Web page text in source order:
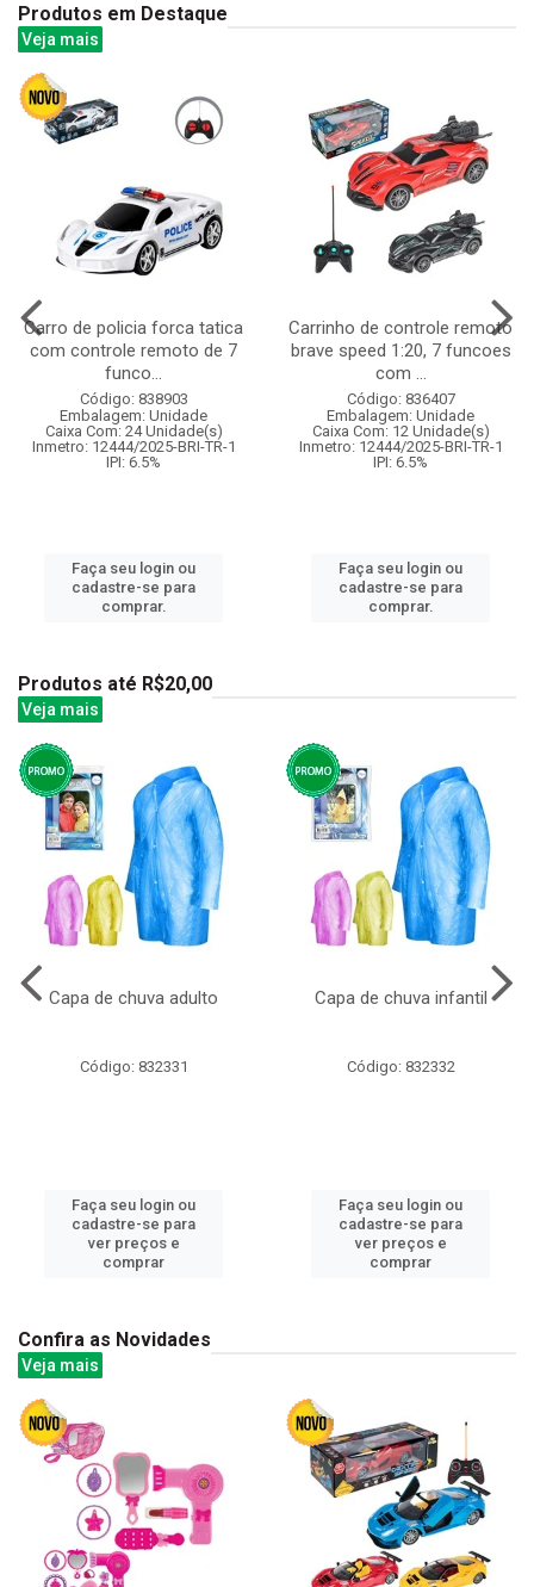
Produtos em Destaque
Veja mais
Carro de policia forca tatica
com controle remoto de 7
funco...
Código: 838903
Embalagem: Unidade
Caixa Com: 24 Unidade(s)
Inmetro: 12444/2025-BRI-TR-1
IPI: 6.5%
Faça seu login ou
cadastre-se para
comprar.
Carrinho de controle remoto
brave speed 1:20, 7 funcoes
com ...
Código: 836407
Embalagem: Unidade
Caixa Com: 12 Unidade(s)
Inmetro: 12444/2025-BRI-TR-1
IPI: 6.5%
Faça seu login ou
cadastre-se para
comprar.
Produtos até R$20,00
Veja mais
Capa de chuva adulto
Código: 832331
Faça seu login ou
cadastre-se para
ver preços e
comprar
Capa de chuva infantil
Código: 832332
Faça seu login ou
cadastre-se para
ver preços e
comprar
Confira as Novidades
Veja mais